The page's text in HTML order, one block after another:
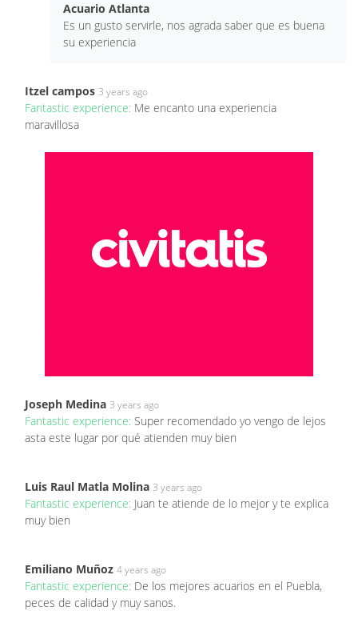
Acuario Atlanta
Es un gusto servirle, nos agrada saber que es buena
su experiencia
Itzel campos 3 years ago
Fantastic experience: Me encanto una experiencia
maravillosa
Joseph Medina 3 years ago
Fantastic experience: Super recomendado yo vengo de lejos
asta este lugar por qué atienden muy bien
Luis Raul Matla Molina 3 years ago
Fantastic experience: Juan te atiende de lo mejor y te explica
muy bien
Emiliano Muñoz 4 years ago
Fantastic experience: De los mejores acuarios en el Puebla,
peces de calidad y muy sanos.